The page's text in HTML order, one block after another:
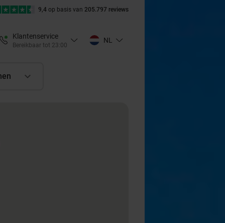
9,4 op basis van 205.797 reviews
Klantenservice
Bereikbaar tot 23:00
NL